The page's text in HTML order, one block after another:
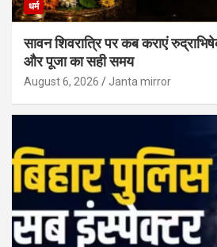
धर्म
सावन शिवरात्रि पर कब कराएं
और पूजा का सही समय
August 6, 2026 Janta mirror